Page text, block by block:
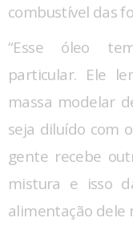
combustível das
“Esse óleo
particular. Ele
massa modelar
seja diluído com
gente recebe
mistura e isso
alimentação dele